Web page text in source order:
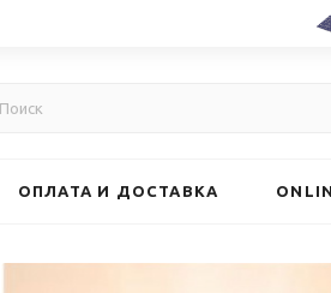
ОПЛАТА И ДОСТАВКА